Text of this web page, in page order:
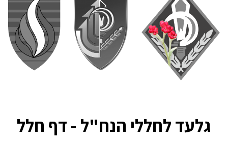
גלעד לחללי הנח"ל - דף חלל